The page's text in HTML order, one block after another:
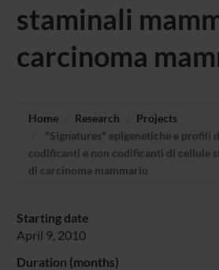
staminali
carcinoma
Home Research
Projects
"Signatures" epigenetiche e profili
codificanti e non codificanti di cellule
di carcinoma mammario
Starting date
April 9, 2010
Duration (months)